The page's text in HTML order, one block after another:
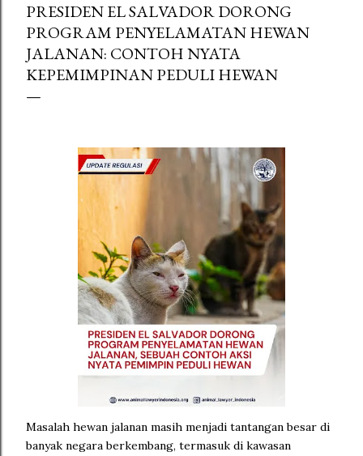
PRESIDEN EL SALVADOR DORONG
PROGRAM PENYELAMATAN HEWAN
JALANAN: CONTOH NYATA
KEPEMIMPINAN PEDULI HEWAN
Masalah hewan jalanan masih menjadi tantangan besar di
banyak negara berkembang, termasuk di kawasan